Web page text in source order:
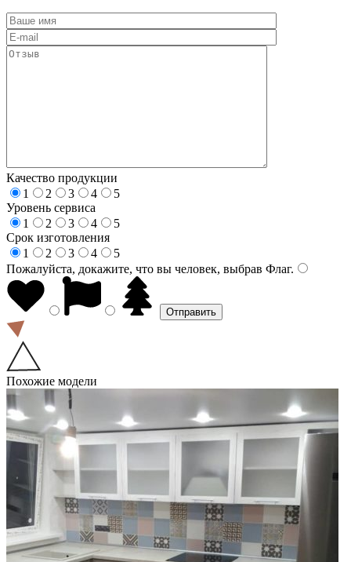
Качество продукции
1
2 3 4
5
Уровень сервиса
1
2 3 4
5
Срок изготовления
1
2 3 4
5
Пожалуйста, докажите, что вы человек, выбрав Флаг.
Похожие модели